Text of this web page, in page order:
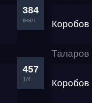
384
квал. Коробов
457
1/4
Таларов
Коробов